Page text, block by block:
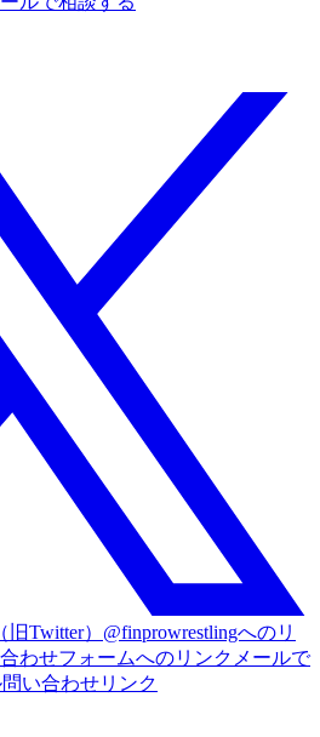
旧Twitter）@finprowrestlingへのリ
わせフォームへのリンク メールで
い合わせリンク